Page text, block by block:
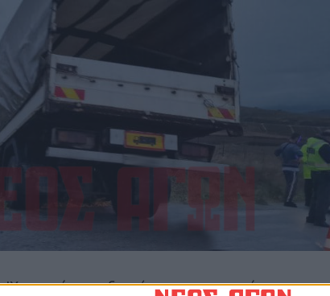
αυτοκίνητα εξετράπησαν της πορείας τους και